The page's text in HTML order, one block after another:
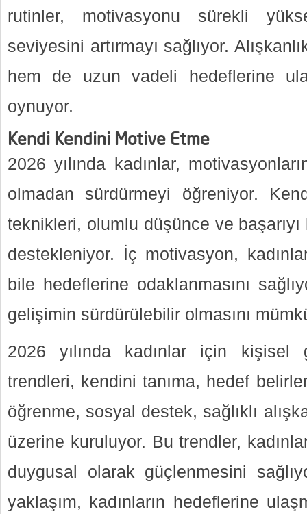
rutinler, motivasyonu sürekli
seviyesini artırmayı sağlıyor.
hem de uzun vadeli hedeflerine
oynuyor.
Kendi Kendini Motive Etme
2026 yılında kadınlar,
olmadan sürdürmeyi öğreniyor.
teknikleri, olumlu düşünce ve başarıyı
destekleniyor. İç motivasyon,
bile hedeflerine odaklanmasını
gelişimin sürdürülebilir olmasını
2026 yılında kadınlar için kişisel
trendleri, kendini tanıma, hedef
öğrenme, sosyal destek, sağlıklı
üzerine kuruluyor. Bu trendler,
duygusal olarak güçlenmesini
yaklaşım, kadınların hedeflerine